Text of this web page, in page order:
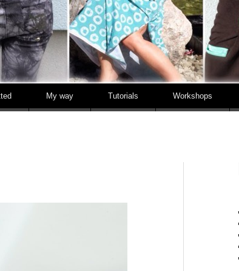
My way Tutorials Workshops